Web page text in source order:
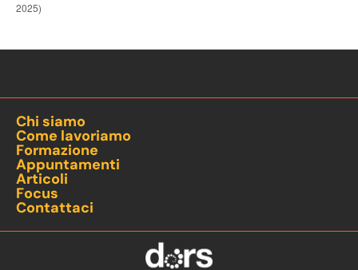
2025)
Chi siamo
Come lavoriamo
Formazione
Appuntamenti
Articoli
Focus
Contattaci